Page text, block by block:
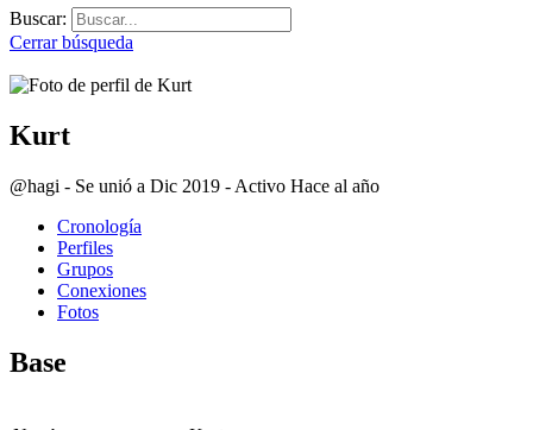
Buscar:
Cerrar búsqueda
Kurt
@hagi - Se unió a Dic 2019 - Activo Hace al año
Cronología
Perfiles
Grupos
Conexiones
Fotos
Base